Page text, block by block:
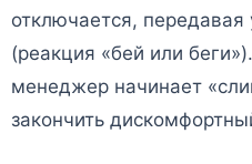
отключается,
(реакция «бей или
менеджер начинает
закончить